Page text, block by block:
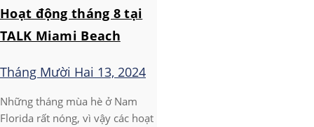
Hoạt động tháng 8 tại
TALK Miami Beach
Tháng Mười Hai 13, 2024
Những tháng mùa hè ở Nam
Florida rất nóng, vì vậy các hoạt